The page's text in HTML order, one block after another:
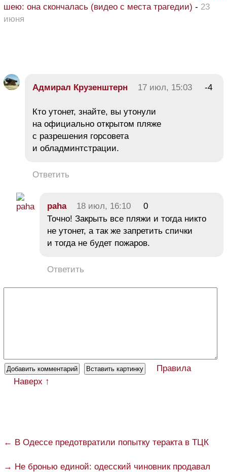
шею: она скончалась (видео с места трагедии) - 23
июня
Адмирал Крузенштерн 17 июл, 15:03 -4
Кто утонет, знайте, вы утонули
на официально открытом пляже
с разрешения горсовета
и обладминтстрации.
Ответить
paha 18 июл, 16:10
0
Точно! Закрыть все пляжи и тогда никто
не утонет, а так же запретить спички
и тогда не будет пожаров.
Ответить
Правила
Наверх ↑
← В Одессе предотвратили попытку теракта в ТЦК
→ Не бронью единой: одесский чиновник продавал